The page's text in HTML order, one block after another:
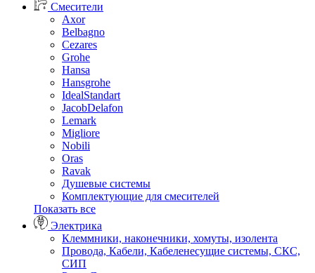
Смесители
Axor
Belbagno
Cezares
Grohe
Hansa
Hansgrohe
IdealStandart
JacobDelafon
Lemark
Migliore
Nobili
Oras
Ravak
Душевые системы
Комплектующие для смесителей
Показать все
Электрика
Клеммники, наконечники, хомуты, изолента
Провода, Кабели, Кабеленесущие системы, СКС,
СИП